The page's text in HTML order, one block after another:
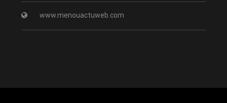
www.menouactuweb.com